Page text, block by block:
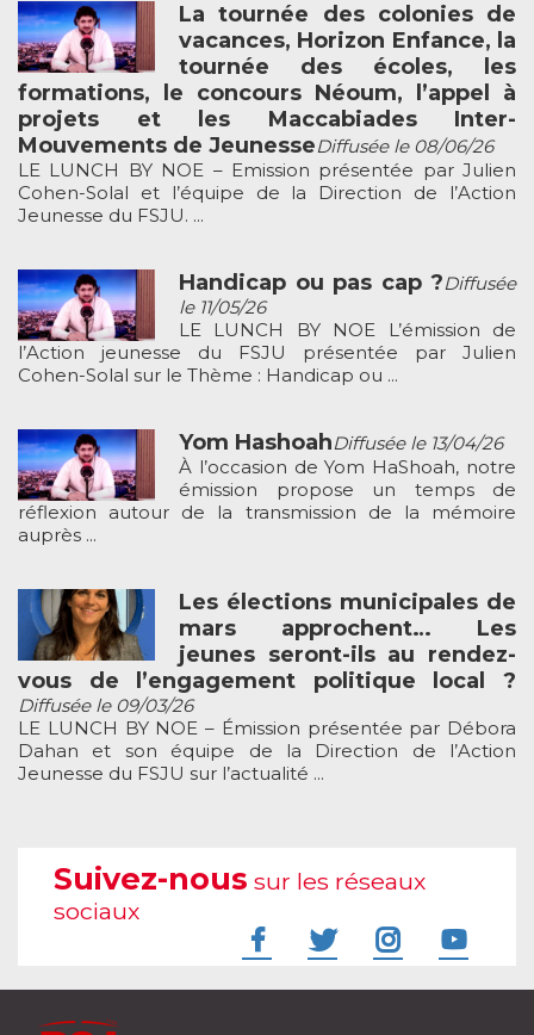
La tournée des colonies de
vacances, Horizon Enfance, la
tournée des écoles, les
formations, le concours Néoum, l’appel à
projets et les Maccabiades Inter-
Mouvements de JeunesseDiffusée le 08/06/26
LE LUNCH BY NOE – Emission présentée par Julien
Cohen-Solal et l’équipe de la Direction de l’Action
Jeunesse du FSJU. ...
Handicap ou pas cap ?Diffusée
le 11/05/26
LE LUNCH BY NOE L’émission de
l’Action jeunesse du FSJU présentée par Julien
Cohen-Solal sur le Thème : Handicap ou ...
Yom HashoahDiffusée le 13/04/26
À l’occasion de Yom HaShoah, notre
émission propose un temps de
réflexion autour de la transmission de la mémoire
auprès ...
Les élections municipales de
mars approchent… Les
jeunes seront-ils au rendez-
vous de l’engagement politique local ?
Diffusée le 09/03/26
LE LUNCH BY NOE – Émission présentée par Débora
Dahan et son équipe de la Direction de l’Action
Jeunesse du FSJU sur l’actualité ...
Suivez-nous sur les réseaux
sociaux